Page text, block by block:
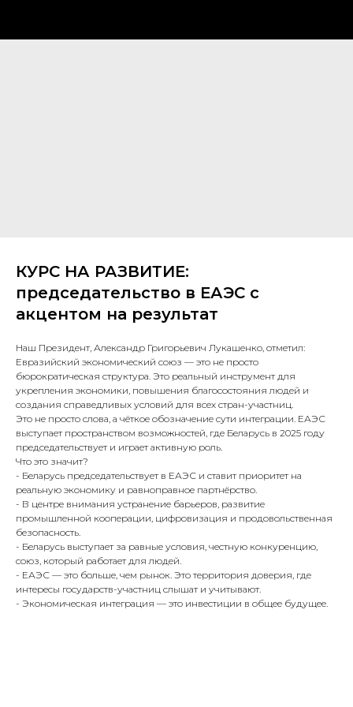
КУРС НА РАЗВИТИЕ:
председательство в ЕАЭС с
акцентом на результат
Наш Президент, Александр Григорьевич Лукашенко, отметил:
Евразийский экономический союз — это не просто
бюрократическая структура. Это реальный инструмент для
укрепления экономики, повышения благосостояния людей и
создания справедливых условий для всех стран-участниц.
Это не просто слова, а чёткое обозначение сути интеграции. ЕАЭС
выступает пространством возможностей, где Беларусь в 2025 году
председательствует и играет активную роль.
Что это значит?
- Беларусь председательствует в ЕАЭС и ставит приоритет на
реальную экономику и равноправное партнёрство.
- В центре внимания устранение барьеров, развитие
промышленной кооперации, цифровизация и продовольственная
безопасность.
- Беларусь выступает за равные условия, честную конкуренцию,
союз, который работает для людей.
- ЕАЭС — это больше, чем рынок. Это территория доверия, где
интересы государств-участниц слышат и учитывают.
- Экономическая интеграция — это инвестиции в общее будущее.